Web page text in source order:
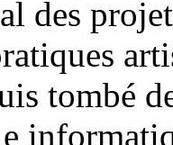
des
tombé